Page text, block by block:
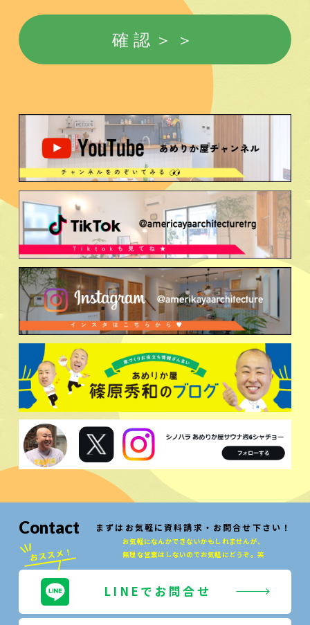
Contact まずはお気軽に資料請求・お問合せ下さい！
お気軽になんかできないかもしれませんが、
無理な営業はしないのでお気軽にどうぞ。笑
LINEでお問合せ